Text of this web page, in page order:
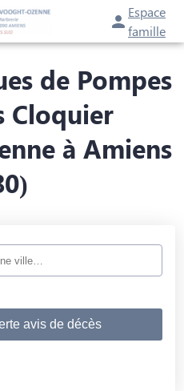
Espace
famille
de Pompes
Cloquier
à Amiens
avis de décès